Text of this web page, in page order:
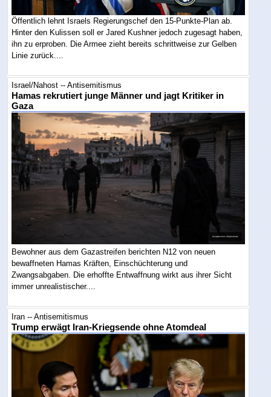
Öffentlich lehnt Israels Regierungschef den 15-Punkte-Plan ab.
Hinter den Kulissen soll er Jared Kushner jedoch zugesagt haben,
ihn zu erproben. Die Armee zieht bereits schrittweise zur Gelben
Linie zurück....
Israel/Nahost -- Antisemitismus
Hamas rekrutiert junge Männer und jagt Kritiker in
Gaza
Bewohner aus dem Gazastreifen berichten N12 von neuen
bewaffneten Hamas Kräften, Einschüchterung und
Zwangsabgaben. Die erhoffte Entwaffnung wirkt aus ihrer Sicht
immer unrealistischer....
Iran -- Antisemitismus
Trump erwägt Iran-Kriegsende ohne Atomdeal